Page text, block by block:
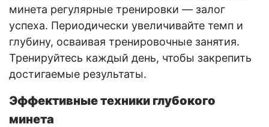
минета регулярные тренировки — залог
успеха. Периодически увеличивайте темп и
глубину, осваивая тренировочные занятия.
Тренируйтесь каждый день, чтобы закрепить
достигаемые результаты.
Эффективные техники глубокого
минета